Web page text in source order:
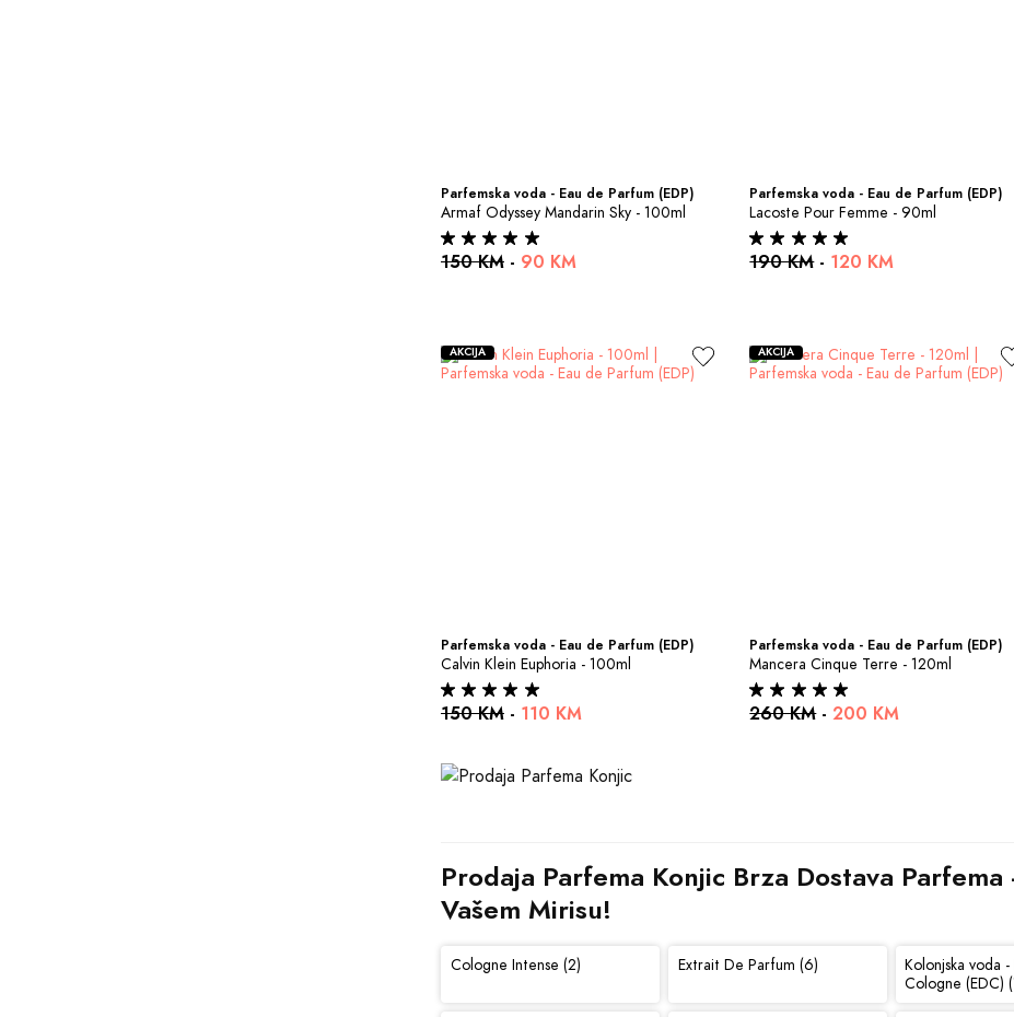
Parfemska voda - Eau de Parfum (EDP)
Armaf Odyssey Mandarin Sky - 100ml
150 KM - 90 KM
Parfemska voda - Eau de Parfum (EDP)
Lacoste Pour Femme - 90ml
190 KM- 120 KM
Parfemska voda - Eau de Parfum (EDP)
Calvin Klein Euphoria - 100ml
150 KM - 110 KM
AKCIJA
Parfemska voda - Eau de Parfum (EDP)
Mancera Cinque Terre - 120ml
260 KM-200 KM
AKCIJA
Prodaja Parfema Konjic Brza Dostava
Vašem Mirisu!
Cologne Intense (2) Extrait De Parfum (6)
Kolonjska voda -
Cologne (EDC)